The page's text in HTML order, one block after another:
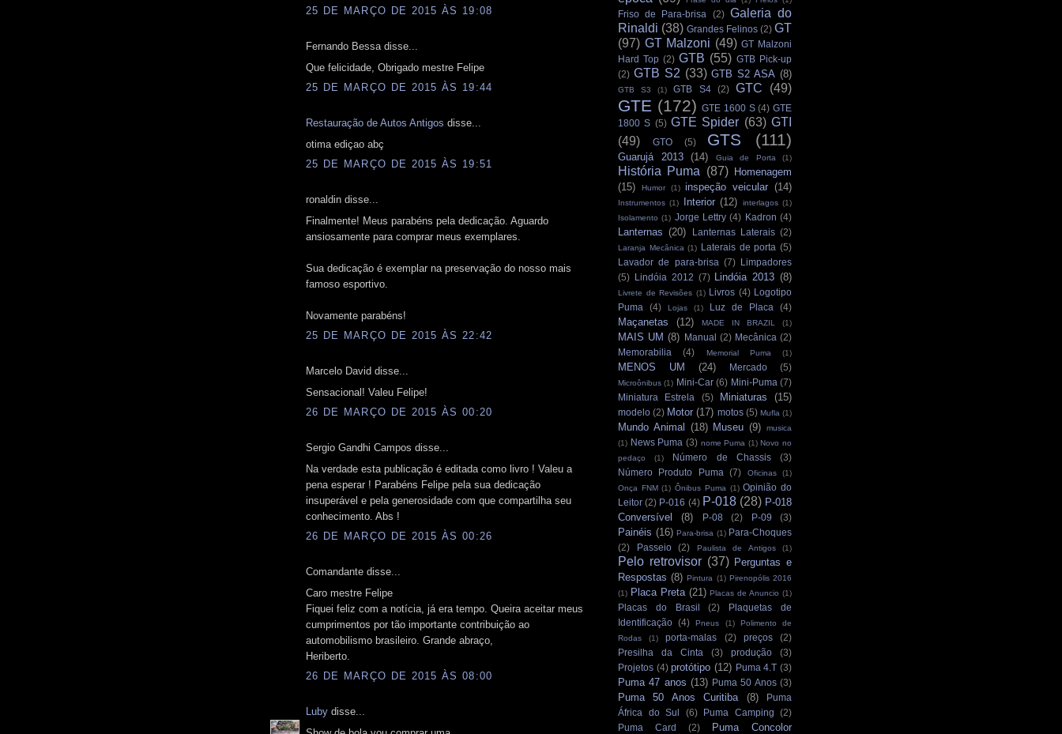
25 DE MARÇO DE 2015 ÀS 19:08
Fernando Bessa disse...
Que felicidade, Obrigado mestre Felipe
25 DE MARÇO DE 2015 ÀS 19:44
Restauração de Autos Antigos disse...
otima ediçao abç
25 DE MARÇO DE 2015 ÀS 19:51
ronaldin disse...
Finalmente! Meus parabéns pela dedicação. Aguardo
ansiosamente para comprar meus exemplares.
Sua dedicação é exemplar na preservação do nosso mais
famoso esportivo.
Novamente parabéns!
25 DE MARÇO DE 2015 ÀS 22:42
Marcelo David disse...
Sensacional! Valeu Felipe!
26 DE MARÇO DE 2015 ÀS 00:20
Sergio Gandhi Campos disse...
Na verdade esta publicação é editada como livro ! Valeu a
pena esperar ! Parabéns Felipe pela sua dedicação
insuperável e pela generosidade com que compartilha seu
conhecimento. Abs !
26 DE MARÇO DE 2015 ÀS 00:26
Comandante disse...
Caro mestre Felipe
Fiquei feliz com a notícia, já era tempo. Queira aceitar meus
cumprimentos por tão importante contribuição ao
automobilismo brasileiro. Grande abraço,
Heriberto.
26 DE MARÇO DE 2015 ÀS 08:00
Luby disse...
Friso de Para-brisa (2) Galeria do
Rinaldi (38) Grandes Felinos (2) GT
(97) GT Malzoni (49) GT Malzoni
Hard Top (2) GTB (55) GTB Pick-up
(2) GTB S2 (33) GTB S2 ASA (8)
GTB S3 (1) GTB S4 (2) GTC (49)
GTE (172) GTE 1600 S (4) GTE
1800 S (5) GTE Spider (63) GTI
(49)
GTO (5) GTS (111)
Guarujá 2013 (14) Guia de Porta (1)
História Puma (87)
Homenagem
(15)
Humor (1) inspeção veicular (14)
Instrumentos (1) Interior (12) interlagos (1)
Isolamento (1) Jorge Lettry (4) Kadron (4)
Lanternas (20) Lanternas Laterais (2)
Laranja Mecânica (1) Laterais de porta (5)
Lavador de para-brisa (7)
Limpadores
(5)
Lindóia 2012 (7) Lindóia 2013 (8)
Livrete de Revisões (1) Livros (4)
Logotipo
Puma
(4) Lojas (1) Luz de Placa (4)
Maçanetas (12) MADE IN BRAZIL (1)
MAIS UM (8) Manual (2) Mecânica (2)
Memorabilia
(4) Memorial Puma (1)
MENOS UM (24) Mercado (5)
Microônibus (1) Mini-Car (6) Mini-Puma (7)
Miniatura Estrela
(5) Miniaturas (15)
modelo (2) Motor (17) motos (5) Mufla (1)
Mundo Animal (18) Museu (9)
musica
(1) News Puma (3) nome Puma (1) Novo no
pedaço
(1) Número de Chassis
(3)
Número Produto Puma
(7) Oficinas
(1)
Onça FNM (1) Ônibus Puma (1) Opinião do
Leitor (2) P-016 (4) P-018 (28) P-018
Conversível
(8) P-08 (2) P-09 (3)
Painéis (16) Para-brisa (1) Para-Choques
(2)
Passeio (2) Paulista de Antigos (1)
Pelo retrovisor (37) Perguntas e
Respostas (8) Pintura (1) Pirenopólis 2016
(1) Placa Preta (21) Placas de Anuncio (1)
Placas do Brasil (2)
Plaquetas de
Identificação (4) Pneus (1)
Polimento de
Rodas
(1) porta-malas (2) preços
(2)
Presilha da Cinta
(3) produção
(3)
Projetos (4) protótipo (12) Puma 4.T (3)
Puma 47 anos (13) Puma 50 Anos (3)
Puma 50 Anos Curitiba (8)
Puma
África do Sul
(6) Puma Camping
(2)
Puma Card
(2) Puma Concolor